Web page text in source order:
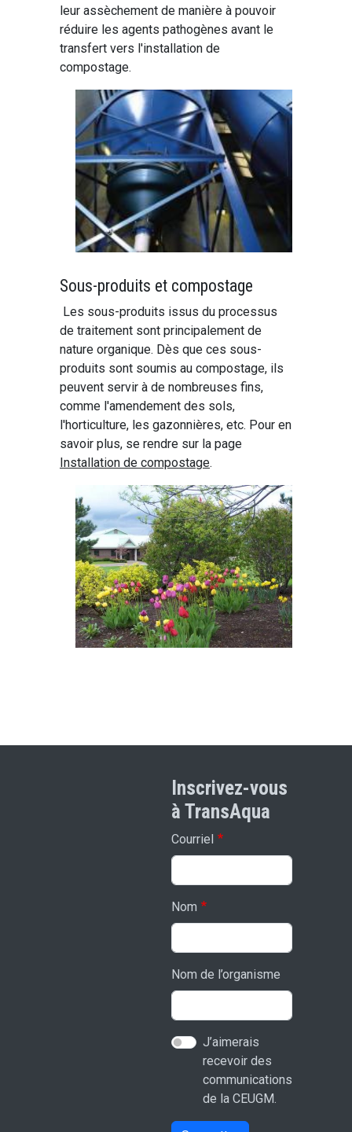
leur assèchement de manière à pouvoir
réduire les agents pathogènes avant le
transfert vers l'installation de
compostage.
Sous-produits et compostage
Les sous-produits issus du processus
de traitement sont principalement de
nature organique. Dès que ces sous-
produits sont soumis au compostage, ils
peuvent servir à de nombreuses fins,
comme l'amendement des sols,
l'horticulture, les gazonnières, etc. Pour en
savoir plus, se rendre sur la page
Installation de compostage.
Inscrivez-vous
à TransAqua
Courriel
Nom
Nom de l’organisme
J’aimerais
recevoir des
communications
de la CEUGM.